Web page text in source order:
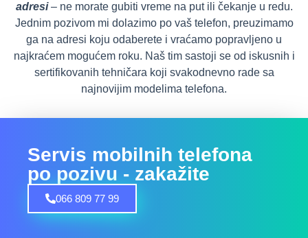
adresi– ne morate gubiti vreme na put ili čekanje u redu.
Jednim pozivom mi dolazimo po vaš telefon, preuzimamo
ga na adresi koju odaberete i vraćamo popravljeno u
najkraćem mogućem roku. Naš tim sastoji se od iskusnih i
sertifikovanih tehničara koji svakodnevno rade sa
najnovijim modelima telefona.
Servis mobilnih telefona
po pozivu - zakažite
066 809 77 99